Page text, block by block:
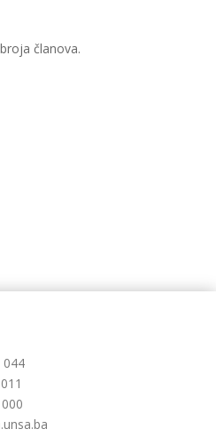
članova.
044